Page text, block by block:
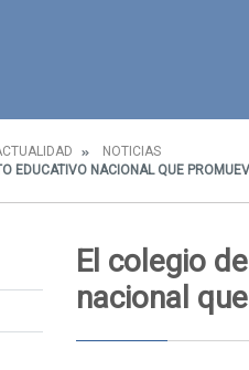
NOTICIAS
EDUCATIVO NACIONAL QUE
El colegio
nacional